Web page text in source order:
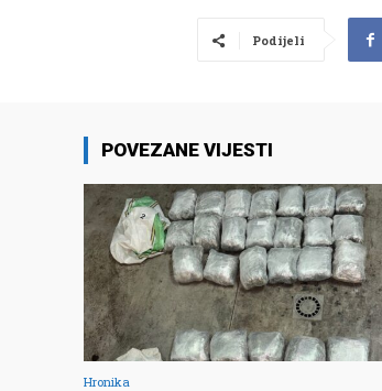
Podijeli
POVEZANE VIJESTI
Hronika